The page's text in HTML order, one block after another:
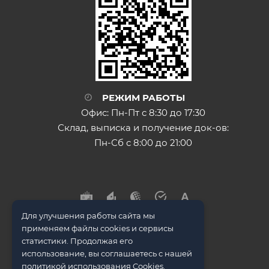
РЕЖИМ РАБОТЫ
Офис: Пн-Пт с 8:30 до 17:30
Склад, выписка и получение док-ов:
Пн-Сб с 8:00 до 21:00
© ООО "Металл Трейд" 2009-2026
Для улучшения работы сайта мы
применяем файлы cookies и сервисы
статистики. Продолжая его
использование, вы соглашаетесь с нашей
политикой использования Cookies.